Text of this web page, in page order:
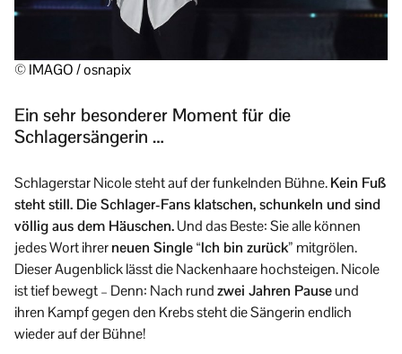
© IMAGO / osnapix
Ein sehr besonderer Moment für die
Schlagersängerin …
Schlagerstar Nicole steht auf der funkelnden Bühne.Kein Fuß
steht still. Die Schlager-Fans klatschen, schunkeln und sind
völlig aus dem Häuschen.Und das Beste: Sie alle können
jedes Wort ihrerneuen Single “Ich bin zurück” mitgrölen.
Dieser Augenblick lässt die Nackenhaare hochsteigen. Nicole
ist tief bewegt – Denn: Nach rundzwei Jahren Pauseund
ihren Kampf gegen den Krebs steht die Sängerin endlich
wieder auf der Bühne!